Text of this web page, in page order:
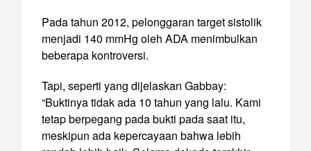
Pada tahun 2012, pelonggaran target sistolik
menjadi 140 mmHg oleh ADA menimbulkan
beberapa kontroversi.
Tapi, seperti yang dijelaskan Gabbay:
“Buktinya tidak ada 10 tahun yang lalu. Kami
tetap berpegang pada bukti pada saat itu,
meskipun ada kepercayaan bahwa lebih